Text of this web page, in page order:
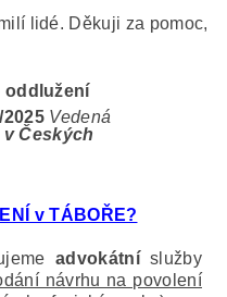
lidé. Děkuji za pomoc,
oddlužení
Vedená
Českých
v TÁBOŘE?
advokátníslužby
návrhu na povolení